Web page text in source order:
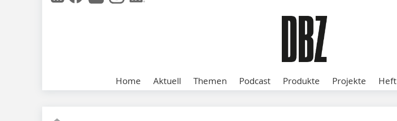
Home Aktuell Themen Podcast Produkte Projekte Heft